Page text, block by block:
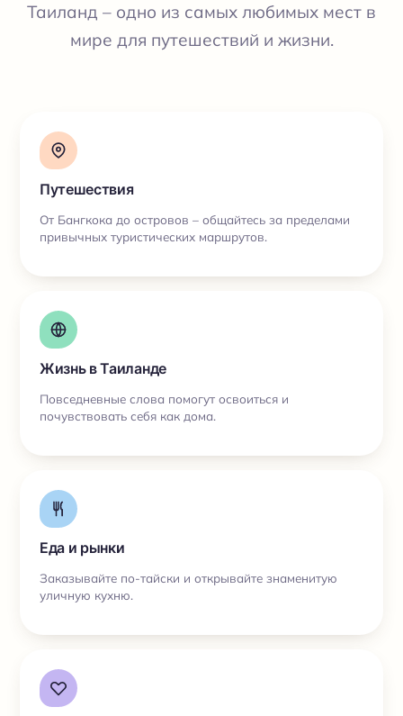
Таиланд – одно из самых любимых мест в
мире для путешествий и жизни.
Путешествия
От Бангкока до островов – общайтесь за пределами
привычных туристических маршрутов.
Жизнь в Таиланде
Повседневные слова помогут освоиться и
почувствовать себя как дома.
Еда и рынки
Заказывайте по-тайски и открывайте знаменитую
уличную кухню.